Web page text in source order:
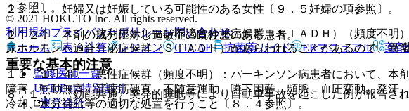
２．１． 妊婦又は妊娠している可能性のある女性〔９．５妊婦の項参照〕。
２．２． 本剤の成分に対し過敏症の既往歴のある患者。
重要な基本的注意
８．１． 〈効能共通〉突発的睡眠等により自動車事故を起こした例が報告さ
１参照〕。
１１．１．３． 抗利尿ホルモン不適合分泌症候群（ＳＩＡＤＨ）（頻度不明
尿ホルモン不適合分泌症候群（ＳＩＡＤＨ）があらわれることがあるので、異
１１．１．４． 悪性症候群（頻度不明）：パーキンソン病患者において、本
障害、無動無言、高度筋硬直、不随意運動、嚥下困難、頻脈、血圧変動、発
冷却、水分補給等の適切な処置を行うこと〔８．４参照〕。
© 2021 HOKUTO Inc. All rights reserved.
利用規約プライバシーポリシーお問い合わせ
ホーム
表・計算 レジメン CTCAE 抗菌薬ガイド ERマニュアル 薬
監修医師一覧
UpToDate特別割引
運営会社